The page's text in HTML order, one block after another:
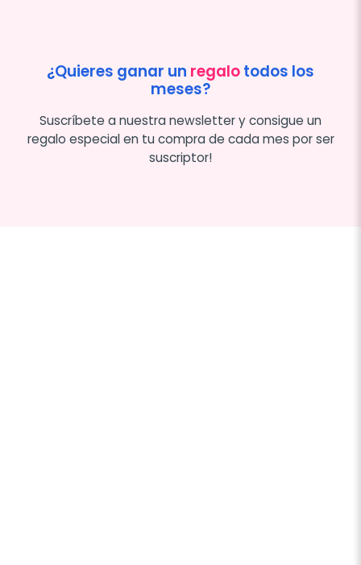
¿Quieres ganar un regalotodos los
meses?
Suscríbete a nuestra newsletter y consigue un
regalo especial en tu compra de cada mes por ser
suscriptor!